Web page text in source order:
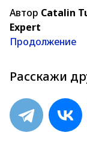
Автор Catalin
Expert
Продолжение
Расскажи